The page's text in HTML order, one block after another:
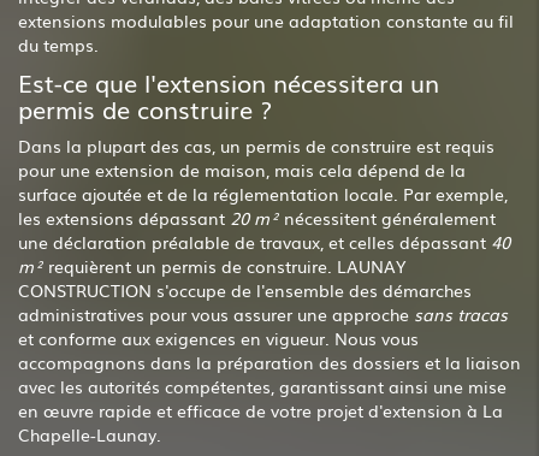
extensions modulables pour une adaptation constante au fil
du temps.
Est-ce que l'extension nécessitera un
permis de construire ?
Dans la plupart des cas, un permis de construire est requis
pour une extension de maison, mais cela dépend de la
surface ajoutée et de la réglementation locale. Par exemple,
les extensions dépassant 20 m² nécessitent généralement
une déclaration préalable de travaux, et celles dépassant 40
m² requièrent un permis de construire. LAUNAY
CONSTRUCTION s'occupe de l'ensemble des démarches
administratives pour vous assurer une approche sans tracas
et conforme aux exigences en vigueur. Nous vous
accompagnons dans la préparation des dossiers et la liaison
avec les autorités compétentes, garantissant ainsi une mise
en œuvre rapide et efficace de votre projet d'extension à La
Chapelle-Launay.